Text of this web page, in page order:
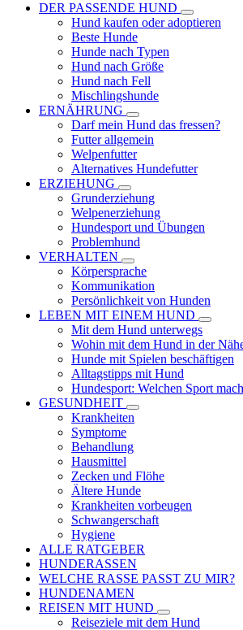
DER PASSENDE HUND
Hund kaufen oder adoptieren
Beste Hunde
Hunde nach Typen
Hund nach Größe
Hund nach Fell
Mischlingshunde
ERNÄHRUNG
Darf mein Hund das fressen?
Futter allgemein
Welpenfutter
Alternatives Hundefutter
ERZIEHUNG
Grunderziehung
Welpenerziehung
Hundesport und Übungen
Problemhund
VERHALTEN
Körpersprache
Kommunikation
Persönlichkeit von Hunden
LEBEN MIT EINEM HUND
Mit dem Hund unterwegs
Wohin mit dem Hund in der
Hunde mit Spielen beschäftigen
Alltagstipps mit Hund
Hundesport: Welchen Sport
GESUNDHEIT
Krankheiten
Symptome
Behandlung
Hausmittel
Zecken und Flöhe
Ältere Hunde
Krankheiten vorbeugen
Schwangerschaft
Hygiene
ALLE RATGEBER
HUNDERASSEN
WELCHE RASSE PASST ZU MIR?
HUNDENAMEN
REISEN MIT HUND
Reiseziele mit dem Hund